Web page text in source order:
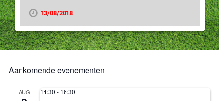
13/08/2018
Aankomende evenementen
AUG 14:30 - 16:30